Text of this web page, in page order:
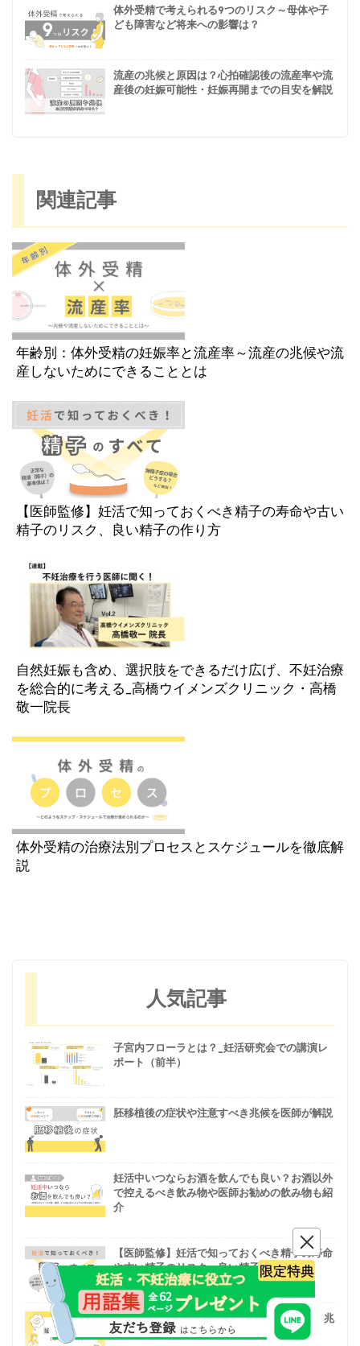
体外受精で考えられる9つのリスク～母体や子
ども障害など将来への影響は？
流産の兆候と原因は？心拍確認後の流産率や流
産後の妊娠可能性・妊娠再開までの目安を解説
関連記事
年齢別：体外受精の妊娠率と流産率～流産の兆候や流
産しないためにできることとは
【医師監修】妊活で知っておくべき精子の寿命や古い
精子のリスク、良い精子の作り方
自然妊娠も含め、選択肢をできるだけ広げ、不妊治療
を総合的に考える_高橋ウイメンズクリニック・高橋
敬一院長
体外受精の治療法別プロセスとスケジュールを徹底解
説
人気記事
子宮内フローラとは？_妊活研究会での講演レ
ポート（前半）
胚移植後の症状や注意すべき兆候を医師が解説
妊活中いつならお酒を飲んでも良い？お酒以外
で控えるべき飲み物や医師お勧めの飲み物も紹
介
【医師監修】妊活で知っておくべき精子の寿命
や古い精子のリスク、良い精子の作り方
妊娠初期とは？いつから始まる？18の症状・兆
候・注意点をチェックリストで解説